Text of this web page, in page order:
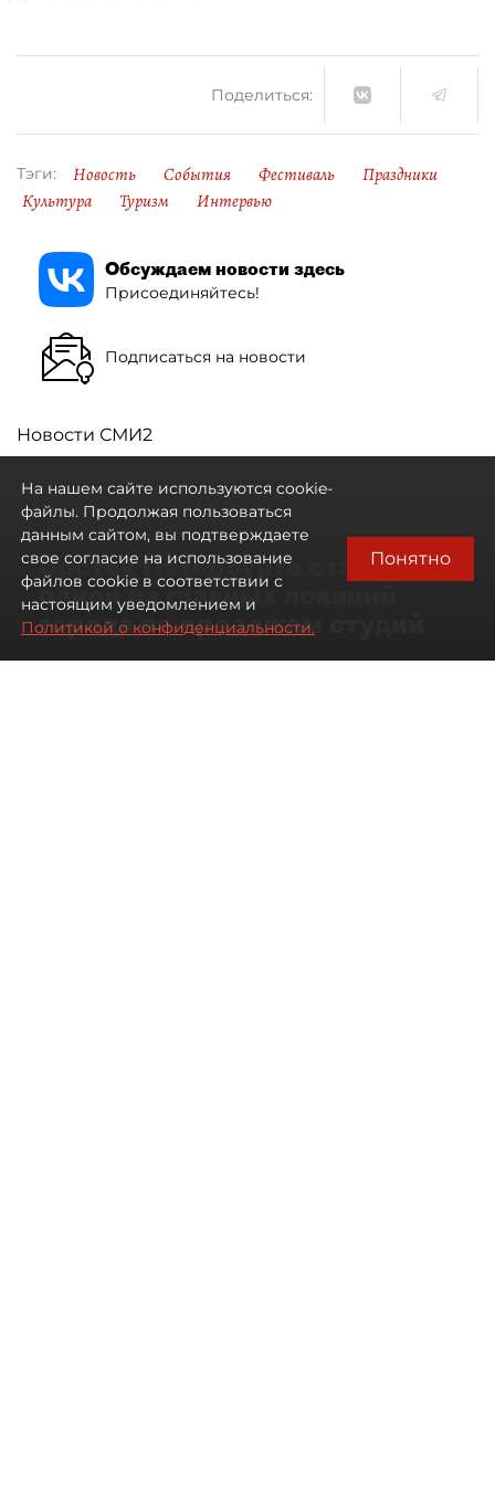
Поделиться:
Тэги: Новость События Фестиваль
Праздники
Культура
Туризм Интервью
Обсуждаем новости здесь
Присоединяйтесь!
Подписаться на новости
Новости СМИ2
Восток Петербурга стал
одной из главных локаций
города по продажам студий
На нашем сайте используются cookie-
файлы. Продолжая пользоваться
данным сайтом, вы подтверждаете
свое согласие на использование
файлов cookie в соответствии с
настоящим уведомлением и
Политикой о конфиденциальности.
Понятно